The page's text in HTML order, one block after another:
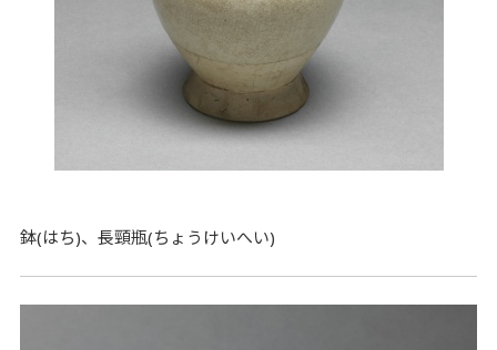
鉢(はち)、長頸瓶(ちょうけいへい)